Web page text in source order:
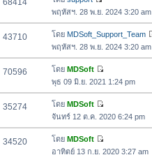
า
สุ ม
ล่
า
สุ
ค
ว
า
ม
ล่
สุ
68414
ดู
ข้
อ
ค
ว
า
ม
ล่
า
สุ
พฤหัสฯ. 28 พ.ย. 2024 3:20 am
43710 โดย MDSoft_Support_Team
พฤหัสฯ. 28 พ.ย. 2024 3:20 am
70596 โดย MDSoft
ดู
ข้
ค
ว
พุธ 09 มิ.ย. 2021 1:24 pm
35274 โดย MDSoft
ดู
ข้
ค
จันทร์ 12 ต.ค. 2020 6:24 pm
34520 โดย MDSoft
ดู
อาทิตย์ 13 ก.ย. 2020 3:27 am